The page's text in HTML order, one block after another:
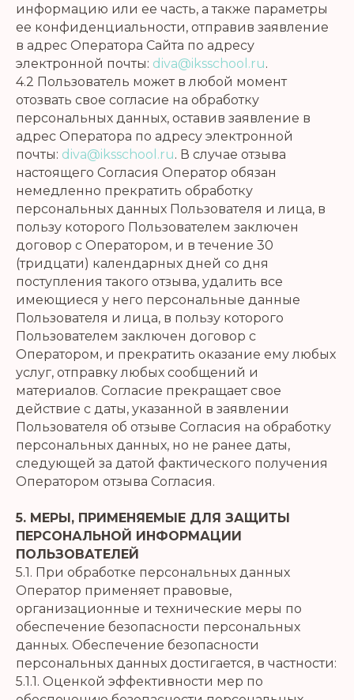
информацию или ее часть, а также параметры
ее конфиденциальности, отправив заявление
в адрес Оператора Сайта по адресу
электронной почты: diva@iksschool.ru.
4.2 Пользователь может в любой момент
отозвать свое согласие на обработку
персональных данных, оставив заявление в
адрес Оператора по адресу электронной
почты: diva@iksschool.ru. В случае отзыва
настоящего Согласия Оператор обязан
немедленно прекратить обработку
персональных данных Пользователя и лица, в
пользу которого Пользователем заключен
договор с Оператором, и в течение 30
(тридцати) календарных дней со дня
поступления такого отзыва, удалить все
имеющиеся у него персональные данные
Пользователя и лица, в пользу которого
Пользователем заключен договор с
Оператором, и прекратить оказание ему любых
услуг, отправку любых сообщений и
материалов. Согласие прекращает свое
действие с даты, указанной в заявлении
Пользователя об отзыве Согласия на обработку
персональных данных, но не ранее даты,
следующей за датой фактического получения
Оператором отзыва Согласия.
5. МЕРЫ, ПРИМЕНЯЕМЫЕ ДЛЯ ЗАЩИТЫ
ПЕРСОНАЛЬНОЙ ИНФОРМАЦИИ
ПОЛЬЗОВАТЕЛЕЙ
5.1. При обработке персональных данных
Оператор применяет правовые,
организационные и технические меры по
обеспечение безопасности персональных
данных. Обеспечение безопасности
персональных данных достигается, в частности:
5.1.1. Оценкой эффективности мер по